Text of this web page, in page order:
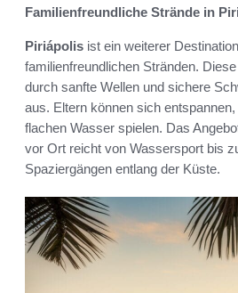
Familienfreundliche Strände in
Piriápolis ist ein weiterer
familienfreundlichen Stränden.
durch sanfte Wellen und sichere
aus. Eltern können sich
flachen Wasser spielen. Das
vor Ort reicht von Wassersport bis
Spaziergängen entlang der Küste.